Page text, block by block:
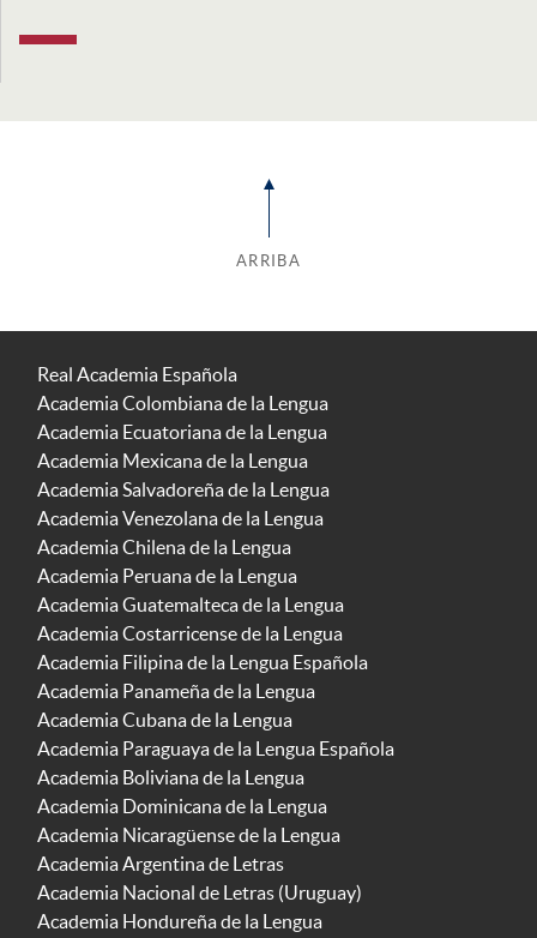
ARRIBA
Real Academia Española
Academia Colombiana de la Lengua
Academia Ecuatoriana de la Lengua
Academia Mexicana de la Lengua
Academia Salvadoreña de la Lengua
Academia Venezolana de la Lengua
Academia Chilena de la Lengua
Academia Peruana de la Lengua
Academia Guatemalteca de la Lengua
Academia Costarricense de la Lengua
Academia Filipina de la Lengua Española
Academia Panameña de la Lengua
Academia Cubana de la Lengua
Academia Paraguaya de la Lengua Española
Academia Boliviana de la Lengua
Academia Dominicana de la Lengua
Academia Nicaragüense de la Lengua
Academia Argentina de Letras
Academia Nacional de Letras (Uruguay)
Academia Hondureña de la Lengua